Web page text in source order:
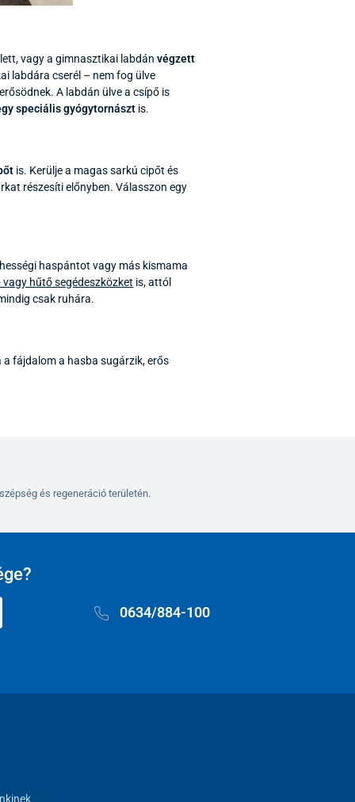
vagy a gimnasztikai labdánvégzett
labdára cserél – nem fog ülve
A labdán ülve a csípő is
speciális gyógytornászt is.
is. Kerülje a magas sarkú cipőt és
részesíti előnyben. Válasszon egy
haspántot vagy más kismama
vagy hűtő segédeszközket is, attól
csak ruhára.
fájdalom a hasba sugárzik, erős
és regeneráció területén.
0634/884-100